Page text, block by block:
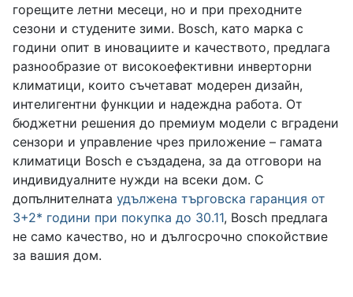
горещите летни месеци, но и при преходните
сезони и студените зими. Bosch, като марка с
години опит в иновациите и качеството, предлага
разнообразие от високоефективни инверторни
климатици, които съчетават модерен дизайн,
интелигентни функции и надеждна работа. От
бюджетни решения до премиум модели с вградени
сензори и управление чрез приложение – гамата
климатици Bosch е създадена, за да отговори на
индивидуалните нужди на всеки дом. С
допълнителната удължена търговска гаранция от
3+2* години при покупка до 30.11, Bosch предлага
не само качество, но и дългосрочно спокойствие
за вашия дом.